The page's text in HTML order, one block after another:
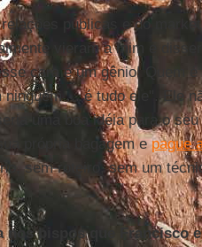
públicas e do
vieram a mim e
cara é um gênio! Quem é
... é tudo ele". Ele
uma boa idéia para o seu
própria bagagem epague
sem roteiro, sem um
nos bispos que Francisco